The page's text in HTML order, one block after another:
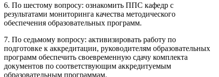
6. По шестому вопросу: ознакомить ППС кафедр с
результатами мониторинга качества методического
обеспечения образовательных программ.
7. По седьмому вопросу: активизировать работу по
подготовке к аккредитации, руководителям образовательных
программ обеспечить своевременную сдачу комплекта
документов по соответствующим аккредитуемым
образовательным программам.